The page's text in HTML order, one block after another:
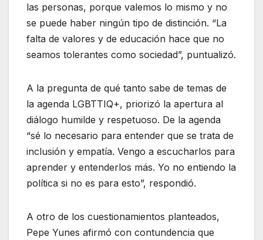
las personas, porque valemos lo mismo y no
se puede haber ningún tipo de distinción. “La
falta de valores y de educación hace que no
seamos tolerantes como sociedad”, puntualizó.
A la pregunta de qué tanto sabe de temas de
la agenda LGBTTIQ+, priorizó la apertura al
diálogo humilde y respetuoso. De la agenda
“sé lo necesario para entender que se trata de
inclusión y empatía. Vengo a escucharlos para
aprender y entenderlos más. Yo no entiendo la
política si no es para esto”, respondió.
A otro de los cuestionamientos planteados,
Pepe Yunes afirmó con contundencia que